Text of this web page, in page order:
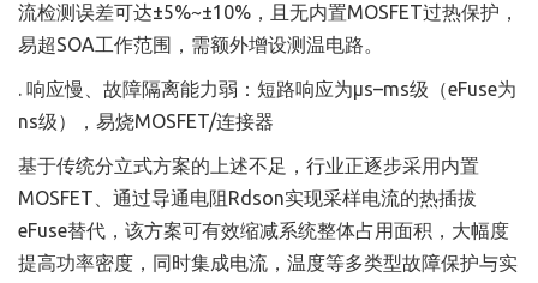
流检测误差可达±5%~±10%，且无内置MOSFET过热保护，
易超SOA工作范围，需额外增设测温电路。
. 响应慢、故障隔离能力弱：短路响应为μs–ms级（eFuse为
ns级），易烧MOSFET/连接器
基于传统分立式方案的上述不足，行业正逐步采用内置
MOSFET、通过导通电阻Rdson实现采样电流的热插拔
eFuse替代，该方案可有效缩减系统整体占用面积，大幅度
提高功率密度，同时集成电流，温度等多类型故障保护与实